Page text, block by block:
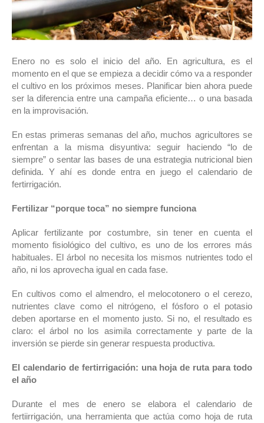
Enero no es solo el inicio del año. En agricultura, es el
momento en el que se empieza a decidir cómo va a responder
el cultivo en los próximos meses. Planificar bien ahora puede
ser la diferencia entre una campaña eficiente… o una basada
en la improvisación.
En estas primeras semanas del año, muchos agricultores se
enfrentan a la misma disyuntiva: seguir haciendo “lo de
siempre” o sentar las bases de una estrategia nutricional bien
definida. Y ahí es donde entra en juego el calendario de
fertirrigación.
Fertilizar “porque toca” no siempre funciona
Aplicar fertilizante por costumbre, sin tener en cuenta el
momento fisiológico del cultivo, es uno de los errores más
habituales. El árbol no necesita los mismos nutrientes todo el
año, ni los aprovecha igual en cada fase.
En cultivos como el almendro, el melocotonero o el cerezo,
nutrientes clave como el nitrógeno, el fósforo o el potasio
deben aportarse en el momento justo. Si no, el resultado es
claro: el árbol no los asimila correctamente y parte de la
inversión se pierde sin generar respuesta productiva.
El calendario de fertirrigación: una hoja de ruta para todo
el año
Durante el mes de enero se elabora el calendario de
fertiirrigación, una herramienta que actúa como hoja de ruta